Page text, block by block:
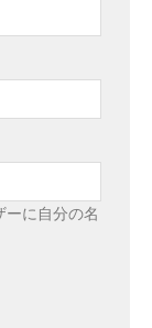
ーに自分の名